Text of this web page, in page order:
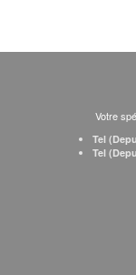
Votre
Tel
Tel